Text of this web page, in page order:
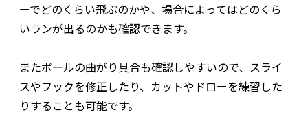
ーでどのくらい飛ぶのかや、場合によってはどのくら
いランが出るのかも確認できます。
またボールの曲がり具合も確認しやすいので、スライ
スやフックを修正したり、カットやドローを練習した
りすることも可能です。